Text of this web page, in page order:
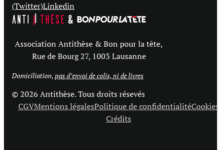
(Twitter)Linkedin
Association Antithèse & Bon pour la tête,
Rue de Bourg 27, 1003 Lausanne
Domiciliation,pas d’envoi de colis, ni de livres
© 2026 Antithèse. Tous droits résevés
CGVMentions légalesPolitique de confidentialitéCookies
Crédits